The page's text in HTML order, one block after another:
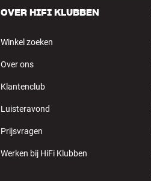
OVER HIFI KLUBBEN
Winkel zoeken
Over ons
Klantenclub
Luisteravond
Prijsvragen
Werken bij HiFi Klubben